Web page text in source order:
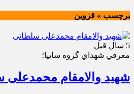
برچسب » قزوين
5 سال قبل
معرفي شهداي گروه سايپا؛
شهید والامقام محمدعلی